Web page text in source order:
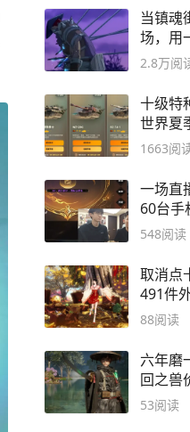
当镇魂
场，用
家青春
2.8万阅
十级特
世界夏
它！
1663阅
一场直
60台手
秀太炸了
548阅读
取消点
491件
周年杀
88阅读
六年磨
回之兽
教程
53阅读